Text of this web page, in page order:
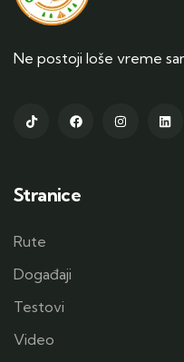
Ne postoji loše vreme
Stranice
Rute
Događaji
Testovi
Video